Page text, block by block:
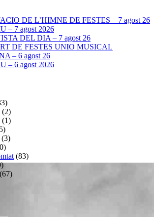
DE L’HIMNE DE FESTES – 7 agost 26
– 7 agost 2026
DEL DIA – 7 agost 26
DE FESTES UNIO MUSICAL
– 6 agost 26
– 6 agost 2026
(2)
(1)
(3)
(83)
(67)